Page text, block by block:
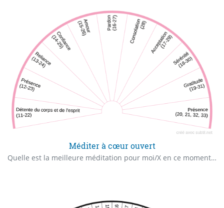
Méditer à cœur ouvert
Quelle est la meilleure méditation pour moi/X en ce moment précis ? Basé sur le livre audio "Méditer à cœur ouvert" de Frédéric Lenoir